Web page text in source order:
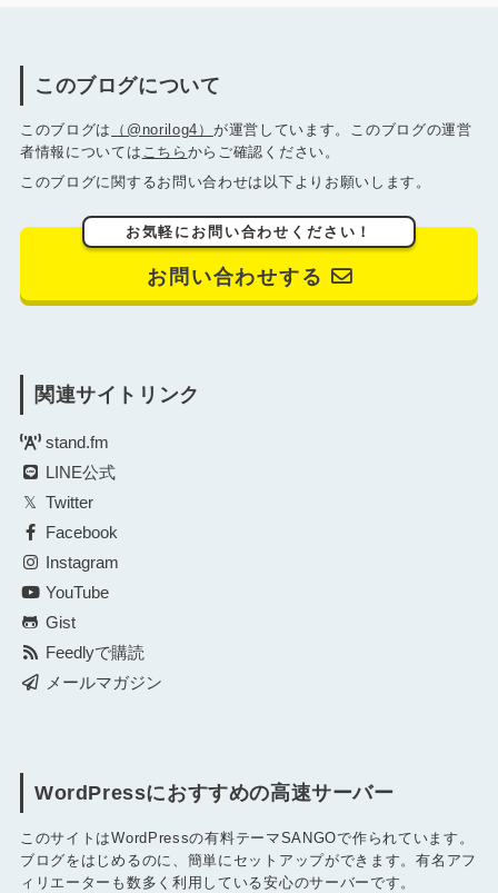
このブログについて
このブログは （@norilog4） が運営しています。このブログの運営
者情報については こちら からご確認ください。
このブログに関するお問い合わせは以下よりお願いします。
お気軽にお問い合わせください！
お問い合わせする
関連サイトリンク
stand.fm
LINE公式
Twitter
Facebook
Instagram
YouTube
Gist
Feedlyで購読
メールマガジン
WordPressにおすすめの高速サーバー
このサイトはWordPressの有料テーマSANGOで作られています。
ブログをはじめるのに、簡単にセットアップができます。有名アフ
ィリエーターも数多く利用している安心のサーバーです。